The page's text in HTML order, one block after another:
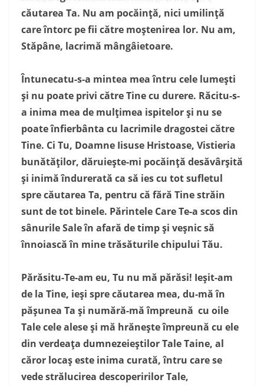
căutarea Ta. Nu am pocăinţă, nici umilinţă
care întorc pe fii către moştenirea lor. Nu am,
Stăpâne, lacrimă mângâietoare.
Întunecatu-s-a mintea mea întru cele lumeşti
şi nu poate privi către Tine cu durere. Răcitu-s-
a inima mea de mulţimea ispitelor şi nu se
poate înfierbânta cu lacrimile dragostei către
Tine. Ci Tu, Doamne Iisuse Hristoase, Vistieria
bunătăţilor, dăruieşte-mi pocăinţă desăvârşită
şi inimă îndurerată ca să ies cu tot sufletul
spre căutarea Ta, pentru că fără Tine străin
sunt de tot binele. Părintele Care Te-a scos din
sânurile Sale în afară de timp şi veşnic să
înnoiască în mine trăsăturile chipului Tău.
Părăsitu-Te-am eu, Tu nu mă părăsi! Ieşit-am
de la Tine, ieşi spre căutarea mea, du-mă în
păşunea Ta şi numără-mă împreună cu oile
Tale cele alese şi mă hrăneşte împreună cu ele
din verdeaţa dumnezeieştilor Tale Taine, al
căror locaş este inima curată, întru care se
vede strălucirea descoperirilor Tale,